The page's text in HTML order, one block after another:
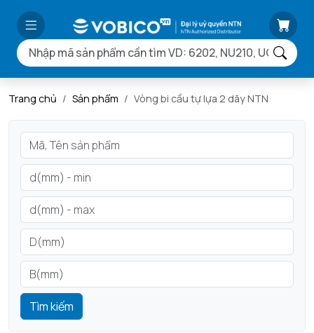
Trang chủ Sản phẩm Vòng bi cầu tự lựa 2 dãy NTN
Tìm kiếm